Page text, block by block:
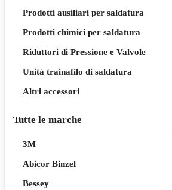
Prodotti ausiliari per saldatura
Prodotti chimici per saldatura
Riduttori di Pressione e Valvole
Unità trainafilo di saldatura
Altri accessori
Tutte le marche
3M
Abicor Binzel
Bessey